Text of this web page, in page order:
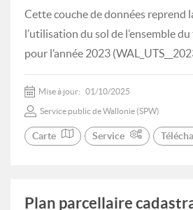
Cette couche de données reprend
l’utilisation du sol de l’ensemble
pour l’année 2023
Mise à jour: 01/10/2025
Service public de Wallonie (SPW)
Carte Service
Plan parcellaire